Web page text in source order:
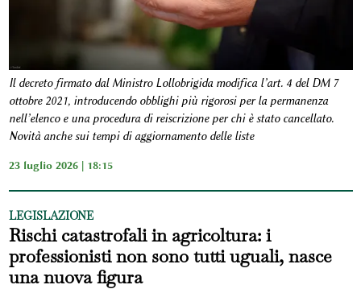
Il decreto firmato dal Ministro Lollobrigida modifica l’art. 4 del DM 7
ottobre 2021, introducendo obblighi più rigorosi per la permanenza
nell’elenco e una procedura di reiscrizione per chi è stato cancellato.
Novità anche sui tempi di aggiornamento delle liste
23 luglio 2026 | 18:15
LEGISLAZIONE
Rischi catastrofali in agricoltura: i
professionisti non sono tutti uguali, nasce
una nuova figura